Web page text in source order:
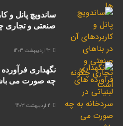
ساندویچ پانل و
صنعتی و تجاری
13 اردیبهشت 1403
نگهداری
چه صورت می
2 اردیبهشت 1403